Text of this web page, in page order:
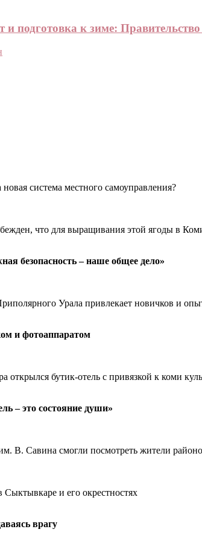
подготовка к зиме:
система местного самоуправления?
что для выращивания этой ягоды в
безопасность – наше общее дело»
Урала привлекает новичков и
и фотоаппаратом
открылся бутик-отель с привязкой к коми
– это состояние души»
В. Савина смогли посмотреть жители
и его окрестностях
врагу